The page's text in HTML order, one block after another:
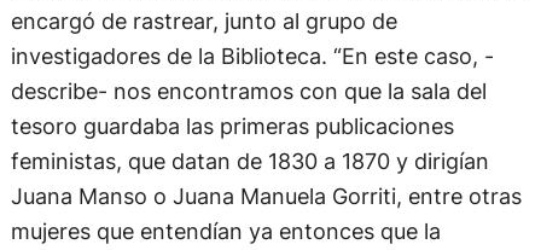
encargó de rastrear, junto al grupo de
investigadores de la Biblioteca. “En este caso, -
describe- nos encontramos con que la sala del
tesoro guardaba las primeras publicaciones
feministas, que datan de 1830 a 1870 y dirigían
Juana Manso o Juana Manuela Gorriti, entre otras
mujeres que entendían ya entonces que la